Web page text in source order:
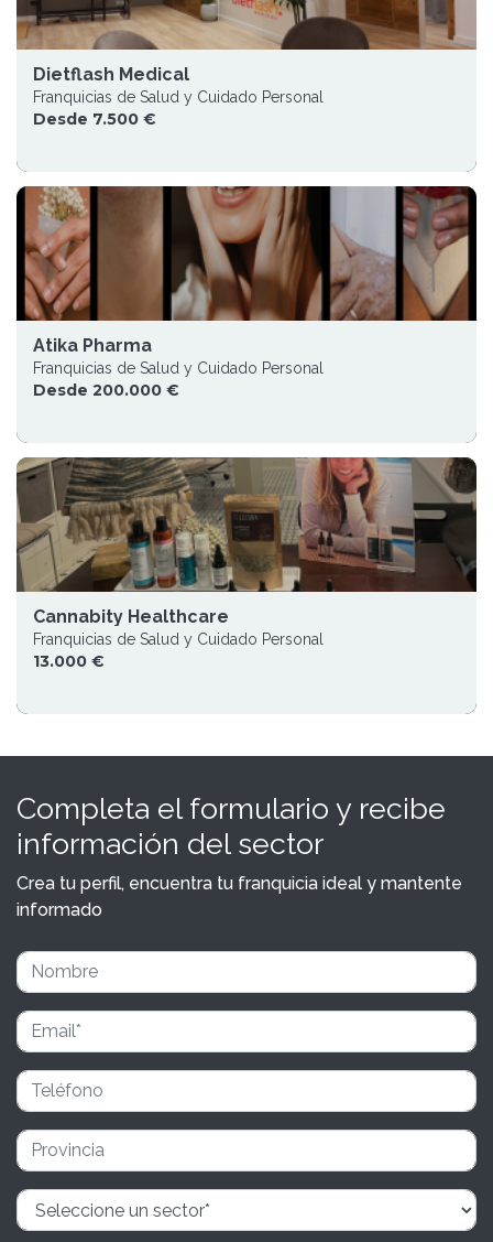
Dietflash Medical
Franquicias de Salud y Cuidado Personal
Desde 7.500 €
Atika Pharma
Franquicias de Salud y Cuidado Personal
Desde 200.000 €
Cannabity Healthcare
Franquicias de Salud y Cuidado Personal
13.000 €
Completa el formulario y recibe
información del sector
Crea tu perfil, encuentra tu franquicia ideal y mantente
informado